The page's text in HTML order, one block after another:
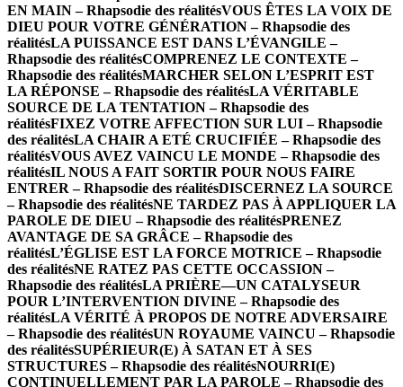
EN MAIN – Rhapsodie des réalitésVOUS ÊTES LA VOIX DE
DIEU POUR VOTRE GÉNÉRATION – Rhapsodie des
réalitésLA PUISSANCE EST DANS L’ÉVANGILE –
Rhapsodie des réalitésCOMPRENEZ LE CONTEXTE –
Rhapsodie des réalitésMARCHER SELON L’ESPRIT EST
LA RÉPONSE – Rhapsodie des réalitésLA VÉRITABLE
SOURCE DE LA TENTATION – Rhapsodie des
réalitésFIXEZ VOTRE AFFECTION SUR LUI – Rhapsodie
des réalitésLA CHAIR A ETÉ CRUCIFIÉE – Rhapsodie des
réalitésVOUS AVEZ VAINCU LE MONDE – Rhapsodie des
réalitésIL NOUS A FAIT SORTIR POUR NOUS FAIRE
ENTRER – Rhapsodie des réalitésDISCERNEZ LA SOURCE
– Rhapsodie des réalitésNE TARDEZ PAS À APPLIQUER LA
PAROLE DE DIEU – Rhapsodie des réalitésPRENEZ
AVANTAGE DE SA GRÂCE – Rhapsodie des
réalitésL’ÉGLISE EST LA FORCE MOTRICE – Rhapsodie
des réalitésNE RATEZ PAS CETTE OCCASSION –
Rhapsodie des réalitésLA PRIÈRE—UN CATALYSEUR
POUR L’INTERVENTION DIVINE – Rhapsodie des
réalitésLA VÉRITÉ À PROPOS DE NOTRE ADVERSAIRE
– Rhapsodie des réalitésUN ROYAUME VAINCU – Rhapsodie
des réalitésSUPÉRIEUR(E) À SATAN ET À SES
STRUCTURES – Rhapsodie des réalitésNOURRI(E)
CONTINUELLEMENT PAR LA PAROLE – Rhapsodie des